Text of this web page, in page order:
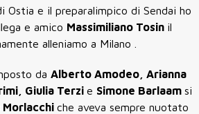
Ostia e il preparalimpico di Sendai ho
e amico Massimiliano Tosin il
alleniamo a Milano .
da Alberto Amodeo, Arianna
Giulia Terzi e Simone Barlaam si
che aveva sempre nuotato